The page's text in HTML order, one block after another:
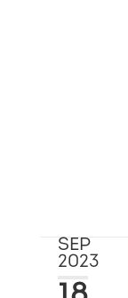
SEP
2023